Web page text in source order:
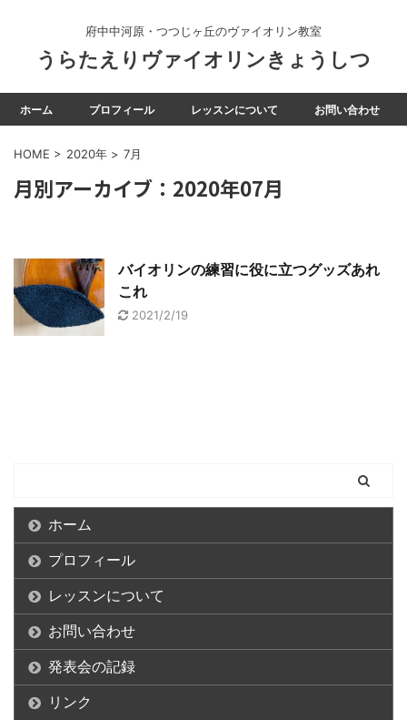
府中中河原・つつじヶ丘のヴァイオリン教室
うらたえりヴァイオリンきょうしつ
ホーム プロフィール レッスンについて お問い合わせ
HOME > 2020年 > 7月
月別アーカイブ：2020年07月
バイオリンの練習に役に立つグッズあれ
これ
2021/2/19
ホーム
プロフィール
レッスンについて
お問い合わせ
発表会の記録
リンク